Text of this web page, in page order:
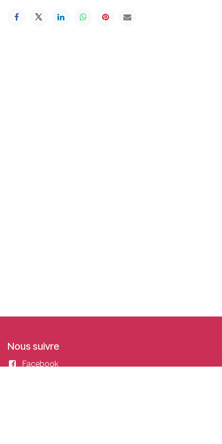
Nous suivre
Facebook